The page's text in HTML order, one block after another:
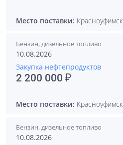
Место поставки: Красноуфимск
Бензин, дизельное топливо
10.08.2026
Закупка нефтепродуктов
2 200 000 ₽
Место поставки: Красноуфимск
Бензин, дизельное топливо
10.08.2026